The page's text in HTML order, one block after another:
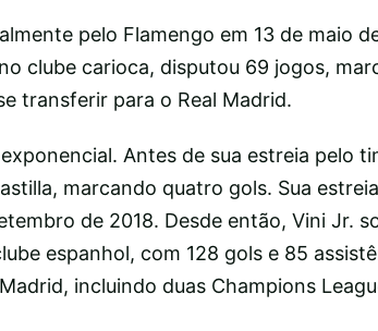
pelo Flamengo em 13 de maio
clube carioca, disputou 69 jogos,
transferir para o Real Madrid.
Antes de sua estreia pelo
marcando quatro gols. Sua
de 2018. Desde então, Vini Jr.
espanhol, com 128 gols e 85
incluindo duas Champions